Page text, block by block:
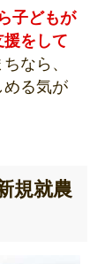
子どもが
をして
なら、
める気が
規就農